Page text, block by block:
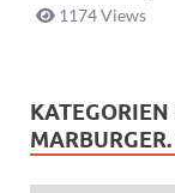
1174 Views